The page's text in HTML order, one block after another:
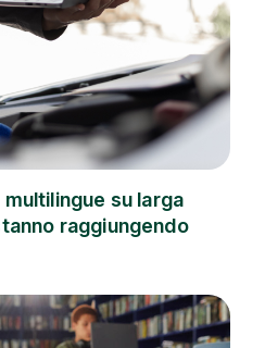
su larga
raggiungendo